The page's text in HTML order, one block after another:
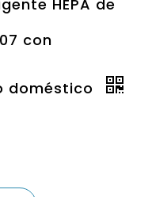
HEPA de
con
doméstico